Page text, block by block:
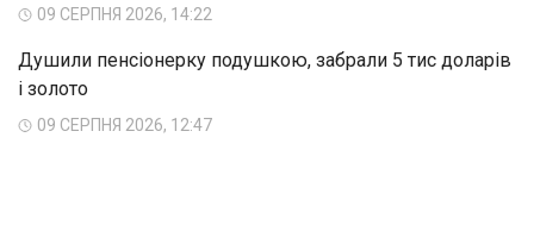
09 СЕРПНЯ 2026, 14:22
Душили пенсіонерку подушкою, забрали 5 тис доларів
і золото
09 СЕРПНЯ 2026, 12:47